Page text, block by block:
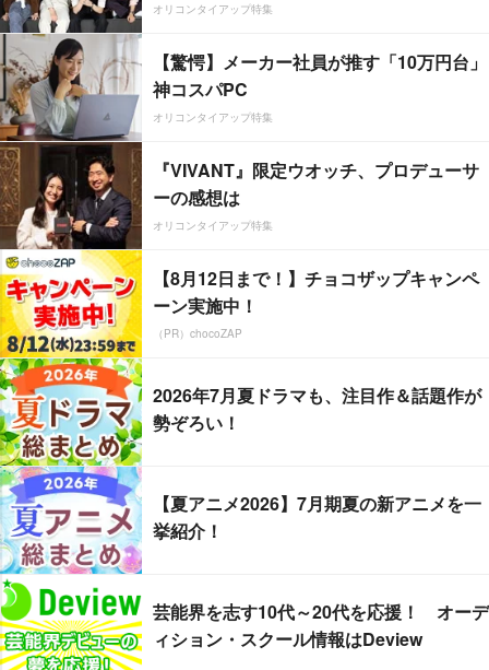
オリコンタイアップ特集
【驚愕】メーカー社員が推す「10万円台」
神コスパPC
オリコンタイアップ特集
『VIVANT』限定ウオッチ、プロデューサ
ーの感想は
オリコンタイアップ特集
【8月12日まで！】チョコザップキャンペ
ーン実施中！
（PR）chocoZAP
2026年7月夏ドラマも、注目作＆話題作が
勢ぞろい！
【夏アニメ2026】7月期夏の新アニメを一
挙紹介！
芸能界を志す10代～20代を応援！ オーデ
ィション・スクール情報はDeview